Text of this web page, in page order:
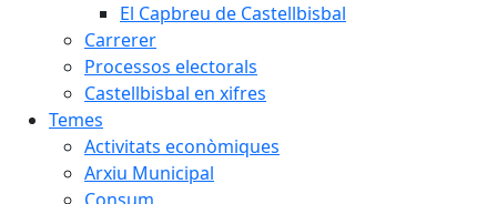
El Capbreu de Castellbisbal
Carrerer
Processos electorals
Castellbisbal en xifres
Temes
Activitats econòmiques
Arxiu Municipal